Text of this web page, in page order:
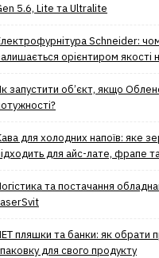
5.6, Lite та Ultralite
Schneider:
орієнтиром якості
запустити об’єкт, якщо
для холодних напоїв: яке
для айс-лате, фрапе
та постачання
пляшки та банки: як обрати
для свого продукту